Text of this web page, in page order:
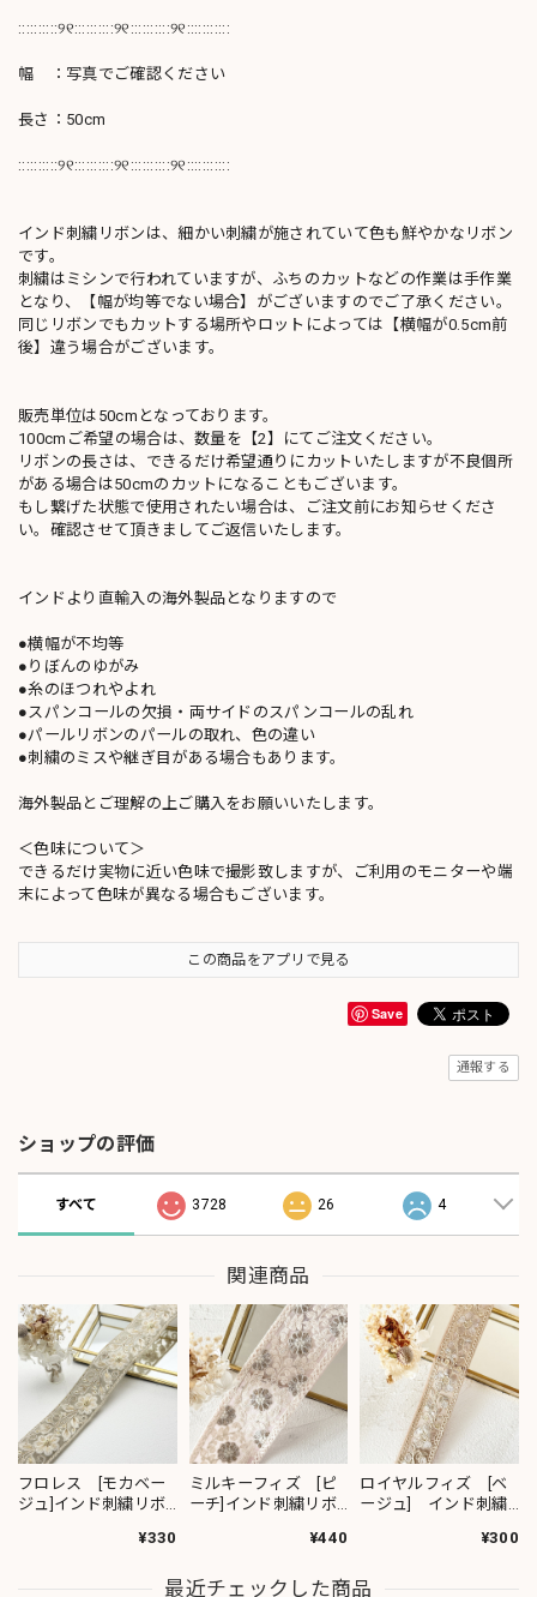
::::::::::୨୧::::::::::୨୧::::::::::୨୧:::::::::::
幅 ：写真でご確認ください
長さ：50cm
::::::::::୨୧::::::::::୨୧::::::::::୨୧:::::::::::
インド刺繍リボンは、細かい刺繍が施されていて色も鮮やかなリボン
です。
刺繍はミシンで行われていますが、ふちのカットなどの作業は手作業
となり、【幅が均等でない場合】がございますのでご了承ください。
同じリボンでもカットする場所やロットによっては【横幅が0.5cm前
後】違う場合がございます。
販売単位は50cmとなっております。
100cmご希望の場合は、数量を【2】にてご注文ください。
リボンの長さは、できるだけ希望通りにカットいたしますが不良個所
がある場合は50cmのカットになることもございます。
もし繋げた状態で使用されたい場合は、ご注文前にお知らせくださ
い。確認させて頂きましてご返信いたします。
インドより直輸入の海外製品となりますので
●横幅が不均等
●りぼんのゆがみ
●糸のほつれやよれ
●スパンコールの欠損・両サイドのスパンコールの乱れ
●パールリボンのパールの取れ、色の違い
●刺繍のミスや継ぎ目がある場合もあります。
海外製品とご理解の上ご購入をお願いいたします。
＜色味について＞
できるだけ実物に近い色味で撮影致しますが、ご利用のモニターや端
末によって色味が異なる場合もございます。
この商品をアプリで見る
Save
通報する
ショップの評価
すべて 3728 26 4
関連商品
フロレス [モカベー
ジュ]インド刺繍リボ
¥330
ミルキーフィズ [ピ
ーチ]インド刺繍リボ
¥440
ロイヤルフィズ [ベ
ージュ] インド刺繍
¥300
最近チェックした商品